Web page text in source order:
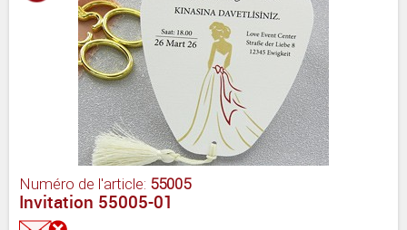
Numéro de l'article: 55005
Invitation 55005-01